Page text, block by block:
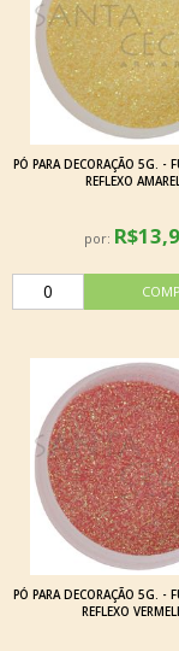
PÓ PARA DECORAÇÃO 5G. -
REFLEXO
por:
PÓ PARA DECORAÇÃO 5G. -
REFLEXO